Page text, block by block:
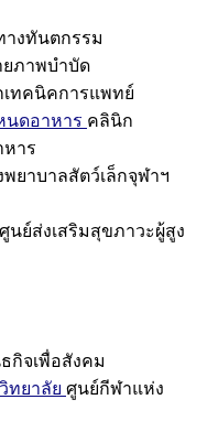
างทันตกรรม
ภาพบำบัด
ทคนิคการแพทย์
นดอาหาร คลินิก
าร
พยาบาลสัตว์เล็กจุฬาฯ
ศูนย์ส่งเสริมสุขภาวะผู้สูง
กิจเพื่อสังคม
ทยาลัย ศูนย์กีฬาแห่ง